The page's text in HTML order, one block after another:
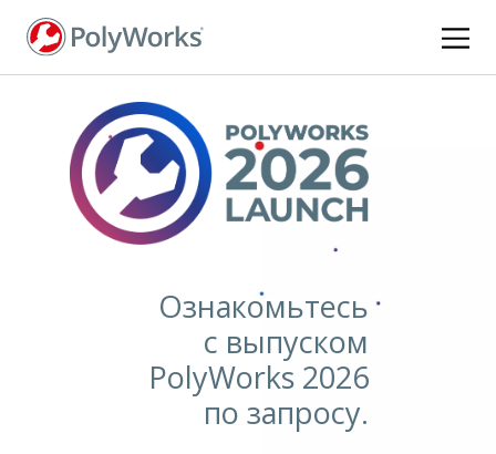
Перейти
Ознакомьтесь
с выпуском
PolyWorks 2026
по запросу.